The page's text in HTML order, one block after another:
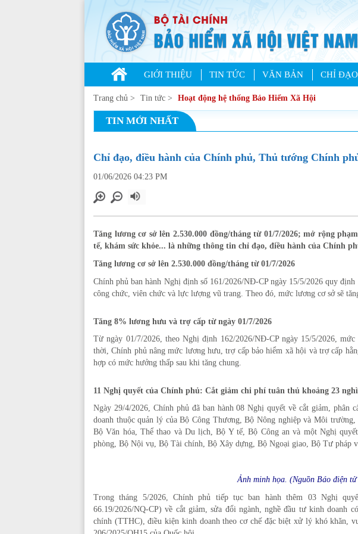
GIỚI THIỆU TIN TỨC VĂN BẢN CHỈ
Trang chủ > Tin tức > Hoạt động hệ thống Bảo Hiểm Xã Hội
TIN MỚI NHẤT
Chỉ đạo, điều hành của Chính phủ, Thủ tướng Chính
01/06/2026 04:23 PM
Tăng lương cơ sở lên 2.530.000 đồng/tháng từ 01/7/2026; mở rộng
tế, khám sức khỏe... là những thông tin chỉ đạo, điều hành của Chính
Tăng lương cơ sở lên 2.530.000 đồng/tháng từ 01/7/2026
Chính phủ ban hành Nghị định số 161/2026/NĐ-CP ngày 15/5/2026 quy
công chức, viên chức và lực lượng vũ trang. Theo đó, mức lương cơ sở sẽ
Tăng 8% lương hưu và trợ cấp từ ngày 01/7/2026
Từ ngày 01/7/2026, theo Nghị định 162/2026/NĐ-CP ngày 15/5/2026,
thời, Chính phủ nâng mức lương hưu, trợ cấp bảo hiểm xã hội và trợ cấp
hợp có mức hưởng thấp sau khi tăng chung.
11 Nghị quyết của Chính phủ: Cắt giảm chi phí tuân thủ khoảng 23
Ngày 29/4/2026, Chính phủ đã ban hành 08 Nghị quyết về cắt giảm, phân
doanh thuộc quản lý của Bộ Công Thương, Bộ Nông nghiệp và Môi
Bộ Văn hóa, Thể thao và Du lịch, Bộ Y tế, Bộ Công an và một Nghị
phòng, Bộ Nội vụ, Bộ Tài chính, Bộ Xây dựng, Bộ Ngoại giao, Bộ Tư pháp
Ảnh minh họa. (Nguồn Báo điện
Trong tháng 5/2026, Chính phủ tiếp tục ban hành thêm 03 Nghị
66.19/2026/NQ-CP) về cắt giảm, sửa đổi ngành, nghề đầu tư kinh doanh
chính (TTHC), điều kiện kinh doanh theo cơ chế đặc biệt xử lý khó khăn,